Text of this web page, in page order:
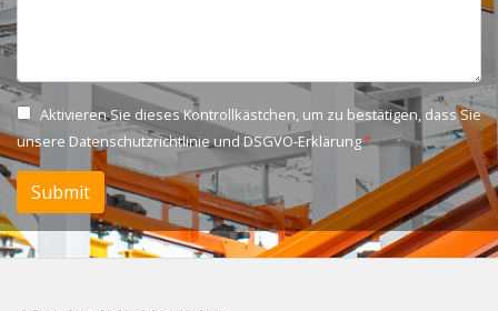
Aktivieren Sie dieses Kontrollkästchen, um zu bestätigen, dass Sie
unsere Datenschutzrichtlinie und DSGVO-Erklärung
Submit